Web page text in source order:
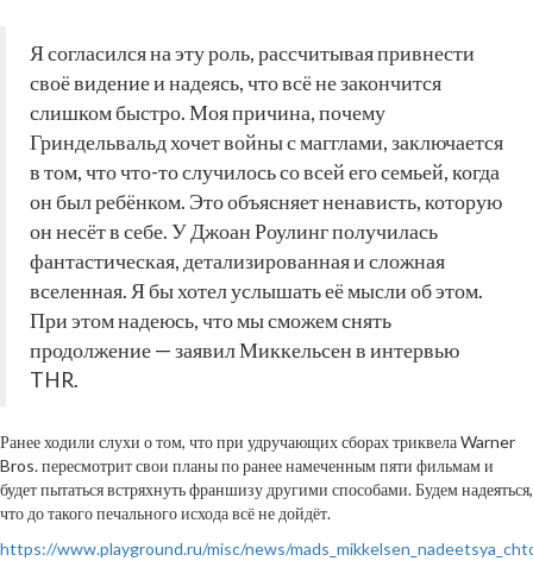
Я согласился на эту роль, рассчитывая привнести
своё видение и надеясь, что всё не закончится
слишком быстро. Моя причина, почему
Гриндельвальд хочет войны с магглами, заключается
в том, что что-то случилось со всей его семьей, когда
он был ребёнком. Это объясняет ненависть, которую
он несёт в себе. У Джоан Роулинг получилась
фантастическая, детализированная и сложная
вселенная. Я бы хотел услышать её мысли об этом.
При этом надеюсь, что мы сможем снять
продолжение — заявил Миккельсен в интервью
THR.
Ранее ходили слухи о том, что при удручающих сборах триквела Warner
Bros. пересмотрит свои планы по ранее намеченным пяти фильмам и
будет пытаться встряхнуть франшизу другими способами. Будем надеяться,
что до такого печального исхода всё не дойдёт.
https://www.playground.ru/misc/news/